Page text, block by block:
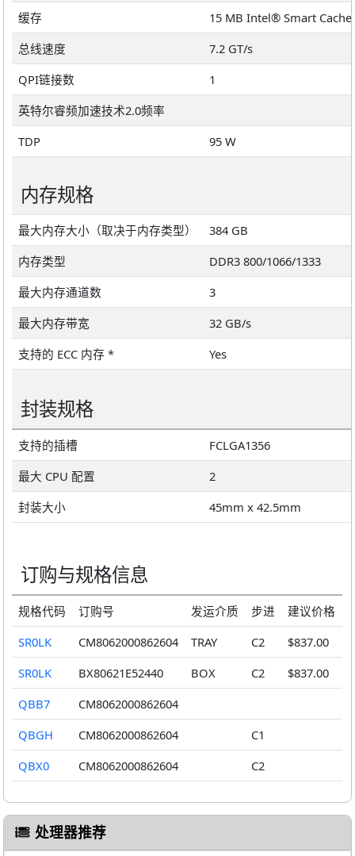
缓存
15 MB Intel® Smart Cache
总线速度
7.2 GT/s
QPI链接数
1
英特尔睿频加速技术2.0频率
TDP
95 W
内存规格
最大内存大小（取决于内存类型）
384 GB
内存类型
DDR3 800/1066/1333
最大内存通道数
3
最大内存带宽
32 GB/s
支持的 ECC 内存 *
Yes
封装规格
支持的插槽
FCLGA1356
最大 CPU 配置
2
封装大小
45mm x 42.5mm
订购与规格信息
规格代码 订购号 发运介质 步进
建议价格
SR0LK
CM8062000862604 TRAY C2
$837.00
SR0LK
BX80621E52440 BOX C2
$837.00
QBB7
CM8062000862604
QBGH
CM8062000862604
C1
QBX0
CM8062000862604 C2
处理器推荐